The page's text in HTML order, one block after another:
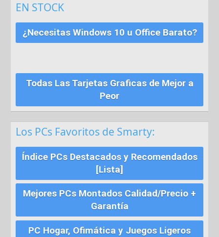
EN STOCK
¿Necesitas Windows 10 u Office Barato?
Todas Las Tarjetas Graficas de Mejor a
Peor
Los PCs Favoritos de Smarty:
Índice PCs Destacados y Recomendados
[Lista]
Mejores PCs Montados Calidad/Precio +
Garantía
PC Hogar, Ofimática y Juegos Ligeros